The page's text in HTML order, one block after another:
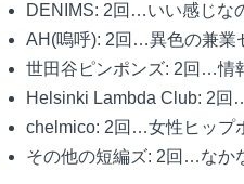
DENIMS: 2回…いい感じな
AH(嗚呼): 2回…異色の兼業
世田谷ピンポンズ: 2回…情
Helsinki Lambda Club: 2回
chelmico: 2回…女性ヒップ
その他の短編ズ: 2回…なか